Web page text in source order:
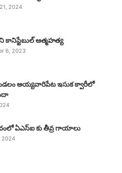
2024
కానిస్టేబుల్ ఆత్మహత్య
6, 2023
అయ్యవారిపేట ఇసుక క్వారీలో
ఏఎస్ఐ కు తీవ్ర గాయాలు
2024